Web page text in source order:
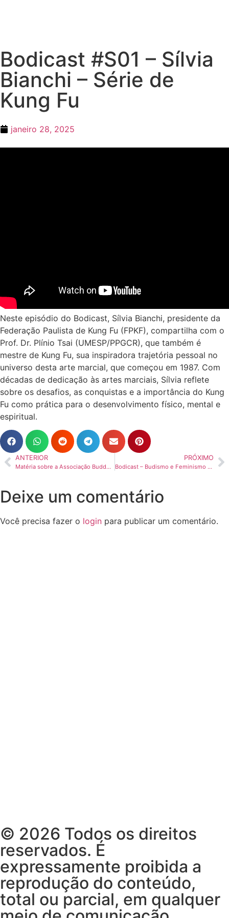
Bodicast #S01 – Sílvia
Bianchi – Série de
Kung Fu
janeiro 28, 2025
Neste episódio do Bodicast, Sílvia Bianchi, presidente da
Federação Paulista de Kung Fu (FPKF), compartilha com o
Prof. Dr. Plínio Tsai (UMESP/PPGCR), que também é
mestre de Kung Fu, sua inspiradora trajetória pessoal no
universo desta arte marcial, que começou em 1987. Com
décadas de dedicação às artes marciais, Sílvia reflete
sobre os desafios, as conquistas e a importância do Kung
Fu como prática para o desenvolvimento físico, mental e
espiritual.
ANTERIOR
Matéria sobre a Associação Buddha-Dharma que foi publicada no JTV – Jornal Terceira Visão
PRÓXIMO
Bodicast – Budismo e Feminismo #001
Deixe um comentário
Você precisa fazer o login para publicar um comentário.
© 2026 Todos os direitos
reservados. É
expressamente proibida a
reprodução do conteúdo,
total ou parcial, em qualquer